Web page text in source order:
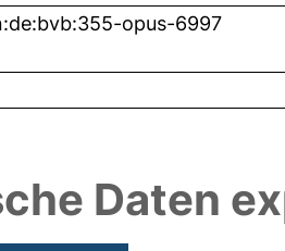
opus-6997
Daten